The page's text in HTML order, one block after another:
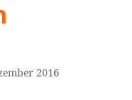
2016